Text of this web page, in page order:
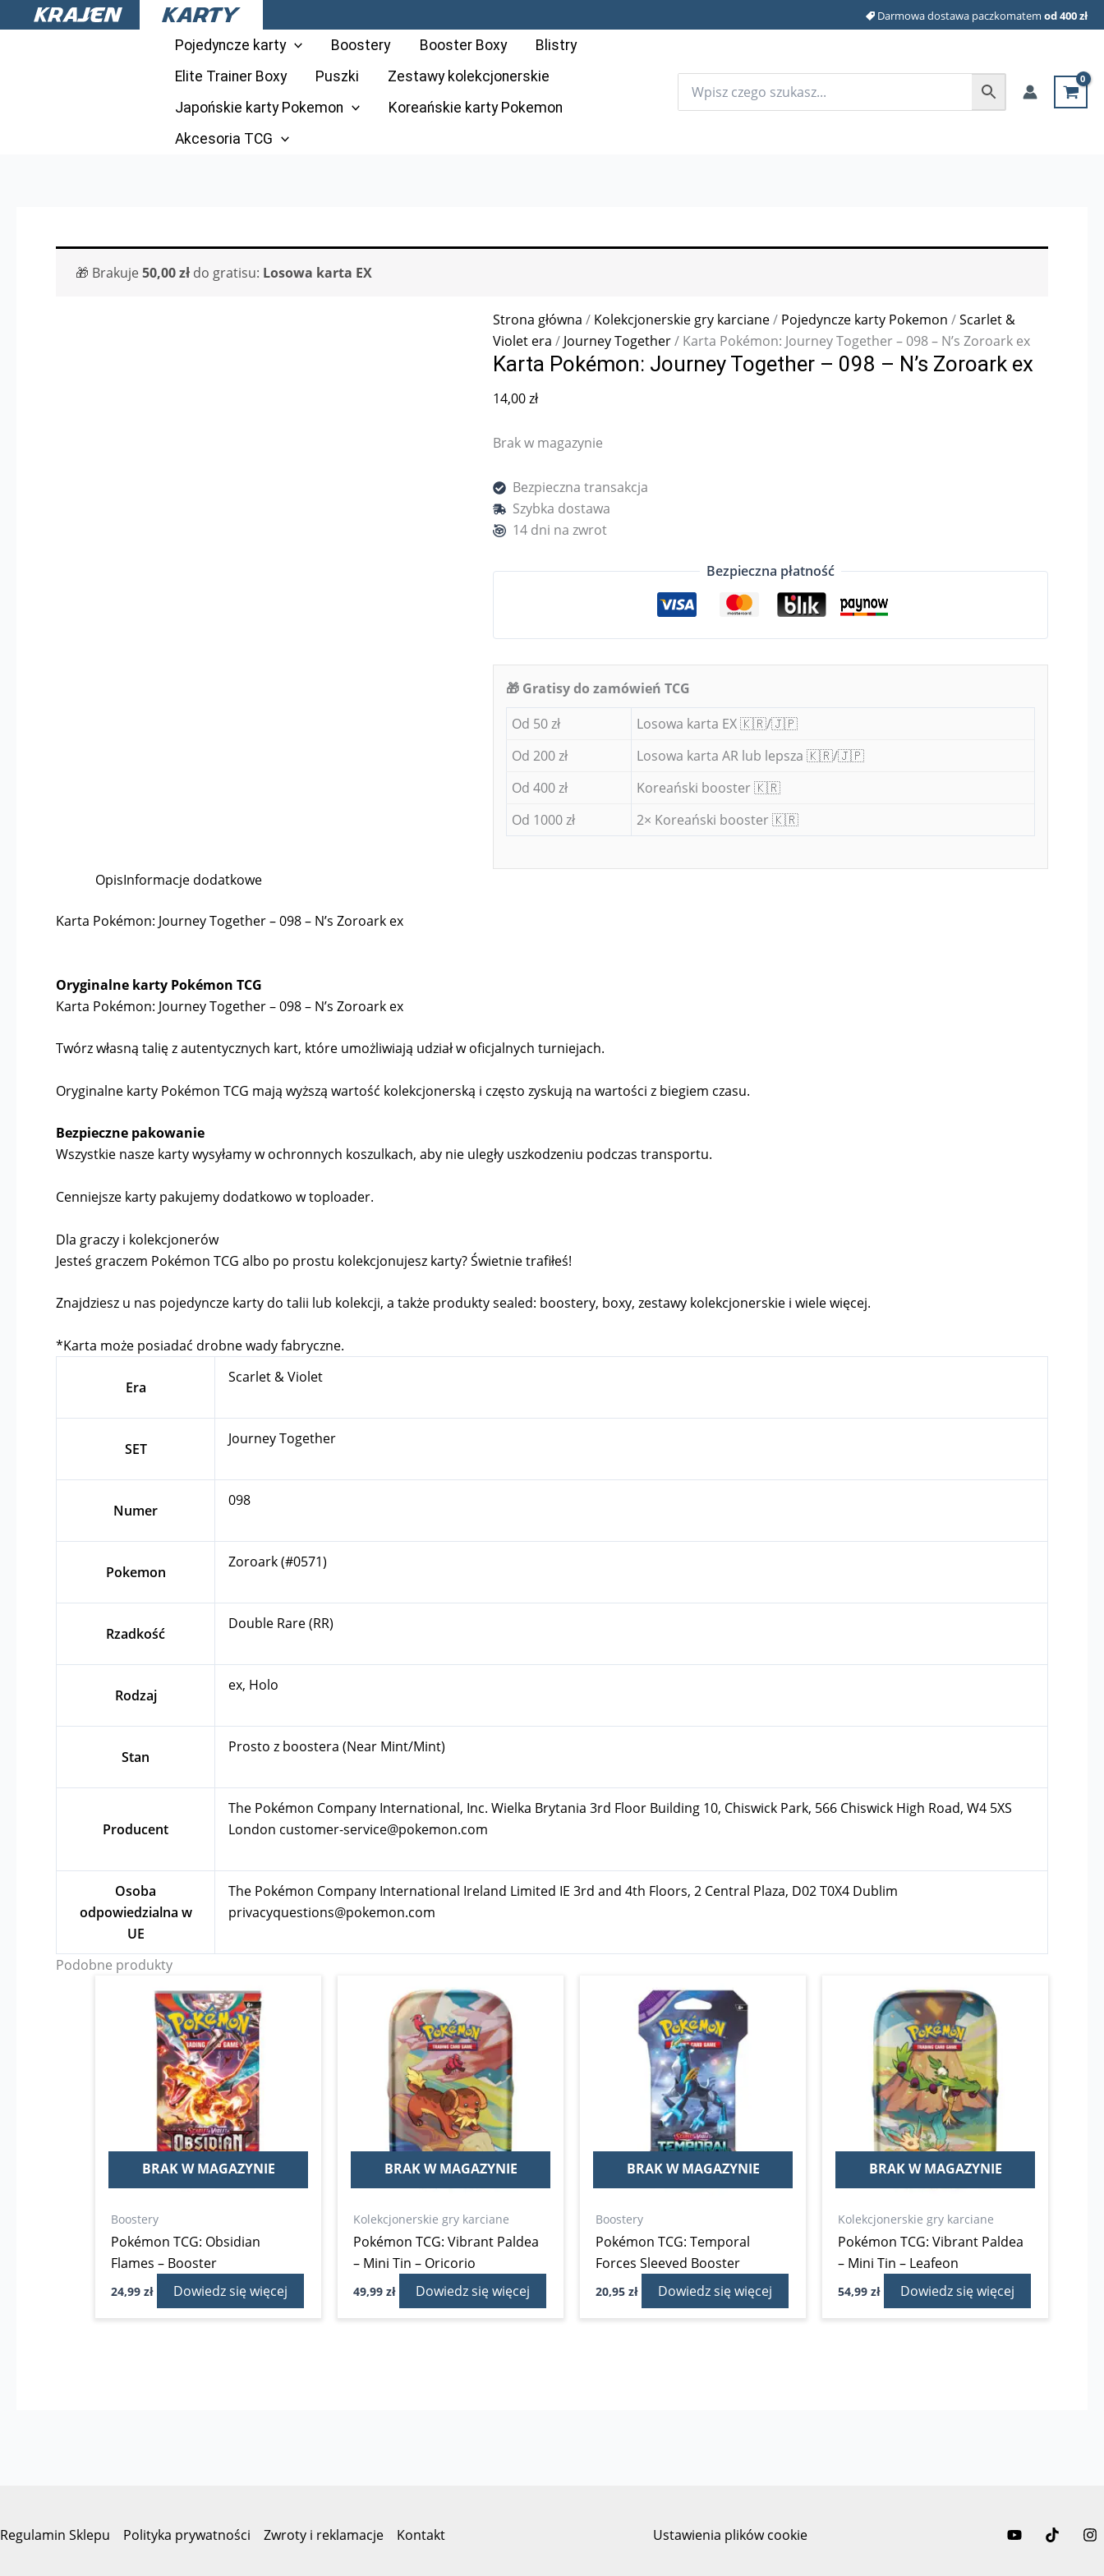
Przejdź
do
Darmowa dostawa paczkomatem od 400 zł
Pojedyncze karty Boostery Booster Boxy
Blistry
Elite Trainer Boxy
Puszki
Zestawy kolekcjonerskie
Japońskie karty Pokemon
Koreańskie karty Pokemon
Akcesoria TCG
🎁 Brakuje 50,00zł do gratisu: Losowa karta EX
Strona główna / Kolekcjonerskie gry karciane/ Pojedyncze karty Pokemon /Scarlet &
Violet era / Journey Together/ Karta Pokémon: Journey Together – 098 – N’s Zoroark ex
Karta Pokémon: Journey Together – 098 – N’s Zoroark ex
14,00zł
Brak w magazynie
Bezpieczna transakcja
Szybka dostawa
14 dni na zwrot
Bezpieczna płatność
🎁 Gratisy do zamówień TCG
Od 50 zł
Losowa karta EX 🇰🇷/🇯🇵
Od 200 zł
Losowa karta AR lub lepsza 🇰🇷/🇯🇵
Od 400 zł
Koreański booster 🇰🇷
Od 1000 zł
2× Koreański booster 🇰🇷
OpisInformacje dodatkowe
Karta Pokémon: Journey Together – 098 – N’s Zoroark ex
Oryginalne karty Pokémon TCG
Karta Pokémon: Journey Together – 098 – N’s Zoroark ex
Twórz własną talię z autentycznych kart, które umożliwiają udział w oficjalnych turniejach.
Oryginalne karty Pokémon TCG mają wyższą wartość kolekcjonerską i często zyskują na wartości z biegiem czasu.
Bezpieczne pakowanie
Wszystkie nasze karty wysyłamy w ochronnych koszulkach, aby nie uległy uszkodzeniu podczas transportu.
Cenniejsze karty pakujemy dodatkowo w toploader.
Dla graczy i kolekcjonerów
Jesteś graczem Pokémon TCG albo po prostu kolekcjonujesz karty? Świetnie trafiłeś!
Znajdziesz u nas pojedyncze karty do talii lub kolekcji, a także produkty sealed: boostery, boxy, zestawy kolekcjonerskie i wiele więcej.
*Karta może posiadać drobne wady fabryczne.
Era
Scarlet & Violet
SET
Journey Together
Numer
098
Pokemon
Zoroark (#0571)
Rzadkość
Double Rare (RR)
Rodzaj
ex, Holo
Stan
Prosto z boostera (Near Mint/Mint)
Producent
The Pokémon Company International, Inc. Wielka Brytania 3rd Floor Building 10, Chiswick Park, 566 Chiswick High Road, W4 5XS
London customer-service@pokemon.com
Osoba
odpowiedzialna w
UE
The Pokémon Company International Ireland Limited IE 3rd and 4th Floors, 2 Central Plaza, D02 T0X4 Dublim
privacyquestions@pokemon.com
Podobne produkty
BRAK W MAGAZYNIE
Boostery
Pokémon TCG: Obsidian
Flames – Booster
24,99zł Dowiedz się więcej
BRAK W MAGAZYNIE
Kolekcjonerskie gry karciane
Pokémon TCG: Vibrant Paldea
– Mini Tin – Oricorio
49,99zł Dowiedz się więcej
BRAK W MAGAZYNIE
Boostery
Pokémon TCG: Temporal
Forces Sleeved Booster
20,95zł Dowiedz się więcej
BRAK W MAGAZYNIE
Kolekcjonerskie gry karciane
Pokémon TCG: Vibrant Paldea
– Mini Tin – Leafeon
54,99zł Dowiedz się więcej
Regulamin Sklepu Polityka prywatności Zwroty i reklamacje Kontakt Ustawienia plików cookie